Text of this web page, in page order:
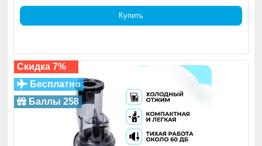
Как обмануть время и сохранить молодость? С
хранения в 2–5 раз. Даже у орехового молока.
Даже у охлаждённой рыбы. Да, мы проверяли.
Купить
Скидка 7%
Бесплатно
Баллы 258